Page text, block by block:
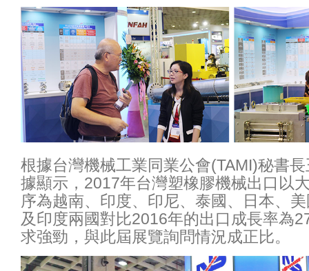
根據台灣機械工業同業公會(TAMI)秘書
據顯示，2017年台灣塑橡膠機械出口以
序為越南、印度、印尼、泰國、日本、
及印度兩國對比2016年的出口成長率為
求強勁，與此屆展覽詢問情況成正比。